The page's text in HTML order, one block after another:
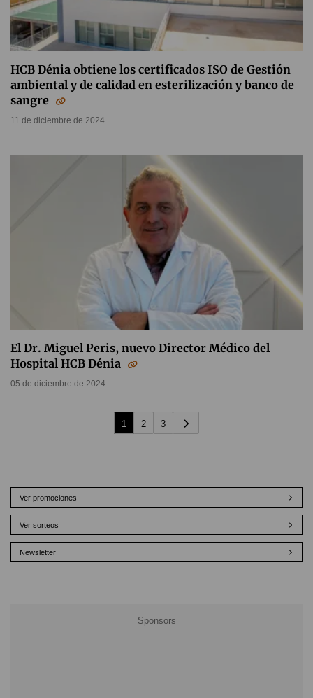
HCB Dénia obtiene los certificados ISO de Gestión
ambiental y de calidad en esterilización y banco de
sangre
11 de diciembre de 2024
El Dr. Miguel Peris, nuevo Director Médico del
Hospital HCB Dénia
05 de diciembre de 2024
1 2 3
Ver promociones
Ver sorteos
Newsletter